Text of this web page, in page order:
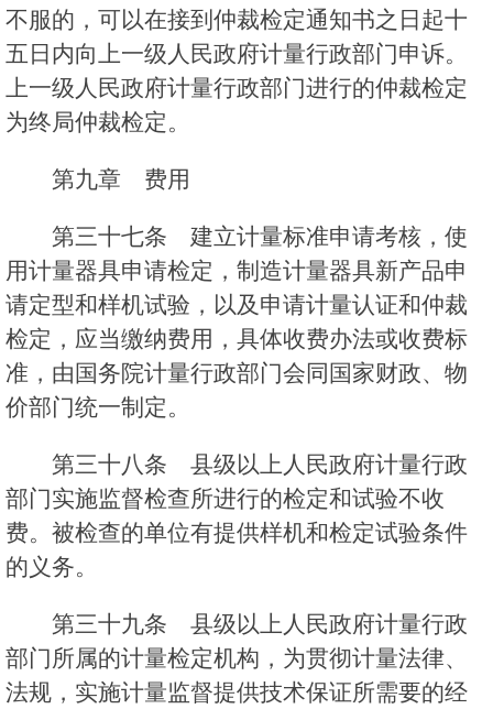
不服的，可以在接到仲裁检定通知书之日起十
五日内向上一级人民政府计量行政部门申诉。
上一级人民政府计量行政部门进行的仲裁检定
为终局仲裁检定。
第九章 费用
第三十七条 建立计量标准申请考核，使
用计量器具申请检定，制造计量器具新产品申
请定型和样机试验，以及申请计量认证和仲裁
检定，应当缴纳费用，具体收费办法或收费标
准，由国务院计量行政部门会同国家财政、物
价部门统一制定。
第三十八条 县级以上人民政府计量行政
部门实施监督检查所进行的检定和试验不收
费。被检查的单位有提供样机和检定试验条件
的义务。
第三十九条 县级以上人民政府计量行政
部门所属的计量检定机构，为贯彻计量法律、
法规，实施计量监督提供技术保证所需要的经